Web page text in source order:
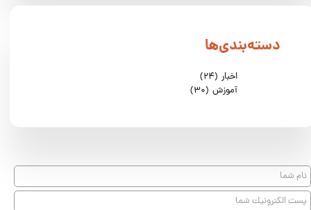
★★
دسته‌بندی‌ها
اخبار (۲۴)
آموزش (۳۰)